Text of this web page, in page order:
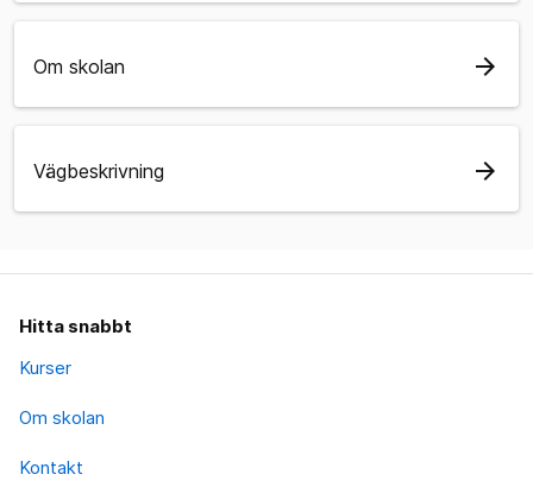
Om skolan arrow_forward
Vägbeskrivning arrow_forward
Hitta snabbt
Kurser
Om skolan
Kontakt